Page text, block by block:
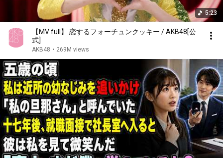
5:23
【MV full】 恋するフォーチュンクッキー / AKB48[公
式]
AKB48 • 269M views